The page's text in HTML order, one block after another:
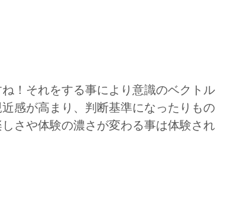
！それをする事により意識のベクトル
感が高まり、判断基準になったりもの
さや体験の濃さが変わる事は体験され